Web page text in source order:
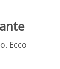
Ecco